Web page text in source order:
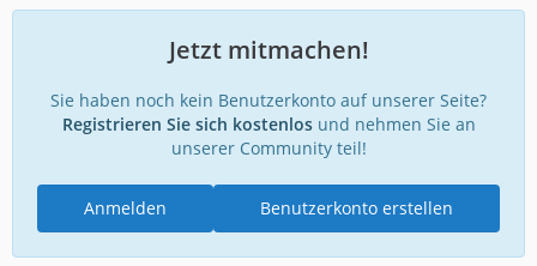
Jetzt mitmachen!
Sie haben noch kein Benutzerkonto auf unserer Seite?
Registrieren Sie sich kostenlosund nehmen Sie an
unserer Community teil!
Benutzerkonto erstellen
Anmelden